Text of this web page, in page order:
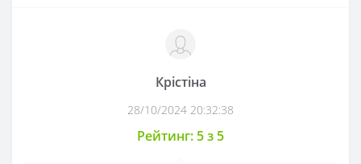
Крістіна
28/10/2024 20:32:38
Рейтинг: 5 з 5